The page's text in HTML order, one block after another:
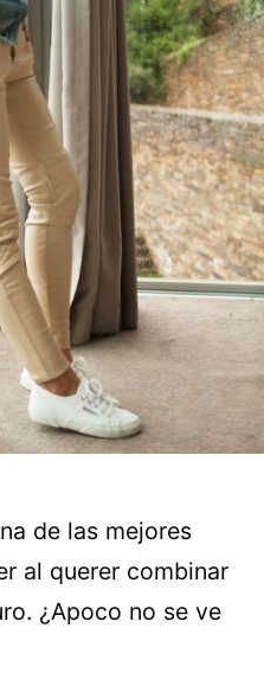
de las mejores
al querer combinar
¿Apoco no se ve